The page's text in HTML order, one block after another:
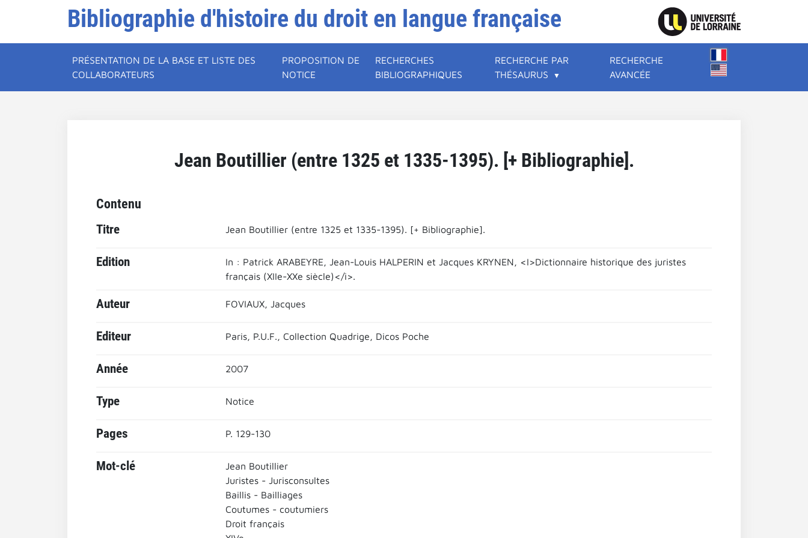
Bibliographie d'histoire du droit en langue française
PRÉSENTATION DE LA BASE ET LISTE DES
COLLABORATEURS
PROPOSITION DE
NOTICE
RECHERCHES
BIBLIOGRAPHIQUES
RECHERCHE PAR
THÉSAURUS
RECHERCHE
AVANCÉE
Jean Boutillier (entre 1325 et 1335-1395). [+ Bibliographie].
Contenu
Titre Jean Boutillier (entre 1325 et 1335-1395). [+ Bibliographie].
Edition
In : Patrick ARABEYRE, Jean-Louis HALPERIN et Jacques KRYNEN, <I>Dictionnaire historique des juristes
français (XIIe-XXe siècle)</i>.
Auteur FOVIAUX, Jacques
Editeur Paris, P.U.F., Collection Quadrige, Dicos Poche
Année 2007
Type Notice
Pages P. 129-130
Mot-clé
Jean Boutillier
Juristes - Jurisconsultes
Baillis - Bailliages
Coutumes - coutumiers
Droit français